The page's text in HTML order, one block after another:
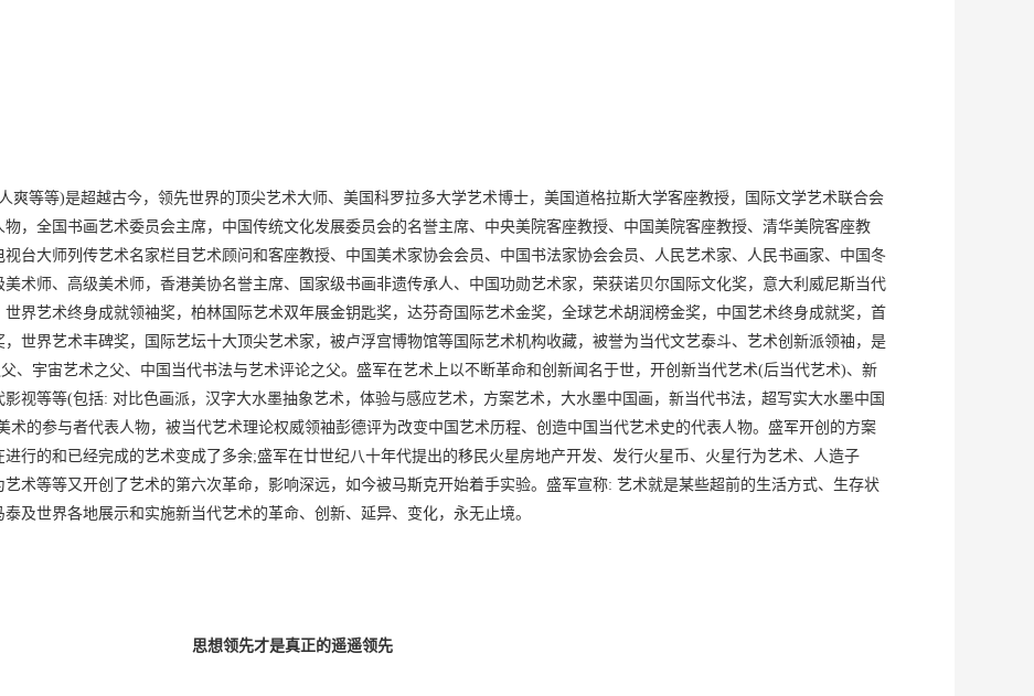
爽等等)是超越古今，领先世界的顶尖艺术大师、美国科罗拉多大学艺术博士，美国道格拉斯大学客座教授，国际文学艺术联合会
，全国书画艺术委员会主席，中国传统文化发展委员会的名誉主席、中央美院客座教授、中国美院客座教授、清华美院客座教
台大师列传艺术名家栏目艺术顾问和客座教授、中国美术家协会会员、中国书法家协会会员、人民艺术家、人民书画家、中国冬
术师、高级美术师，香港美协名誉主席、国家级书画非遗传承人、中国功勋艺术家，荣获诺贝尔国际文化奖，意大利威尼斯当代
界艺术终身成就领袖奖，柏林国际艺术双年展金钥匙奖，达芬奇国际艺术金奖，全球艺术胡润榜金奖，中国艺术终身成就奖，首
世界艺术丰碑奖，国际艺坛十大顶尖艺术家，被卢浮宫博物馆等国际艺术机构收藏，被誉为当代文艺泰斗、艺术创新派领袖，是
、宇宙艺术之父、中国当代书法与艺术评论之父。盛军在艺术上以不断革命和创新闻名于世，开创新当代艺术(后当代艺术)、新
视等等(包括: 对比色画派，汉字大水墨抽象艺术，体验与感应艺术，方案艺术，大水墨中国画，新当代书法，超写实大水墨中国
术的参与者代表人物，被当代艺术理论权威领袖彭德评为改变中国艺术历程、创造中国当代艺术史的代表人物。盛军开创的方案
行的和已经完成的艺术变成了多余;盛军在廿世纪八十年代提出的移民火星房地产开发、发行火星币、火星行为艺术、人造子
术等等又开创了艺术的第六次革命，影响深远，如今被马斯克开始着手实验。盛军宣称: 艺术就是某些超前的生活方式、生存状
及世界各地展示和实施新当代艺术的革命、创新、延异、变化，永无止境。
思想领先才是真正的遥遥领先